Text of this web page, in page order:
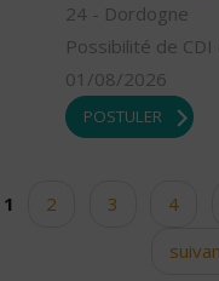
24 - Dordogne
Possibilité de CDI
01/08/2026
POSTULER
Pages
1 2 3 4